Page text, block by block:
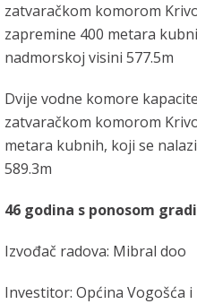
zatvaračkom komorom
zapremine 400 metara
nadmorskoj visini 577.5m
Dvije vodne komore
zatvaračkom komorom
metara kubnih, koji se
589.3m
46 godina s ponosom
Izvođač radova: Mibral doo
Investitor: Općina Vogošća i